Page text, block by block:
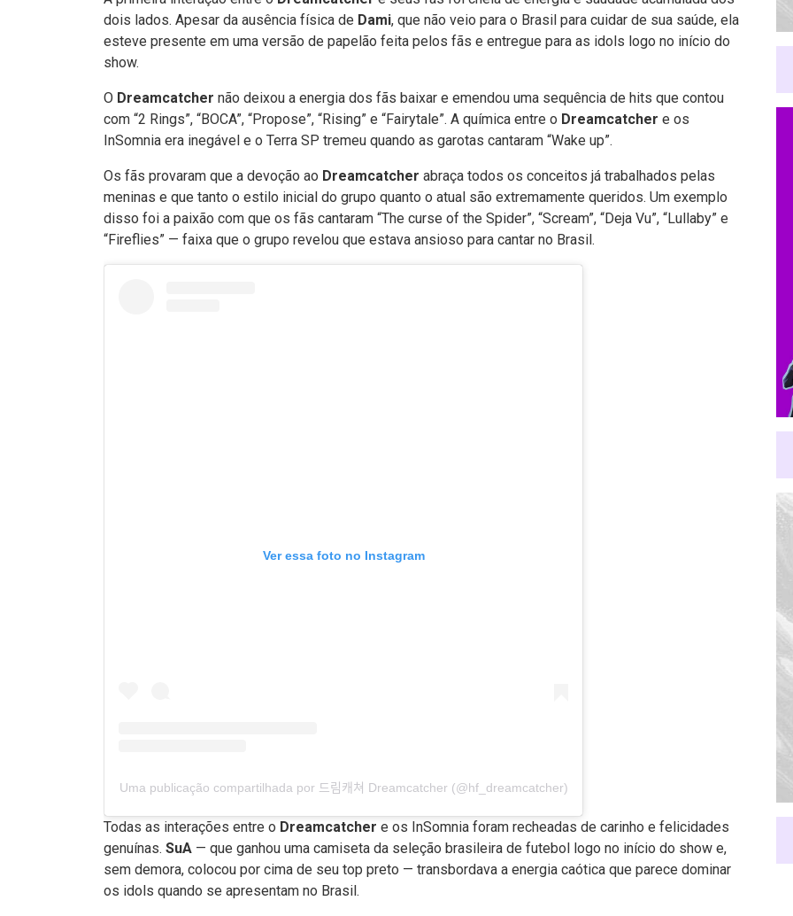
dois lados. Apesar da ausência física de Dami, que não veio para o Brasil para cuidar de sua saúde, ela
esteve presente em uma versão de papelão feita pelos fãs e entregue para as idols logo no início do
show.
O Dreamcatcher não deixou a energia dos fãs baixar e emendou uma sequência de hits que contou
com “2 Rings”, “BOCA”, “Propose”, “Rising” e “Fairytale”. A química entre o Dreamcatcher e os
InSomnia era inegável e o Terra SP tremeu quando as garotas cantaram “Wake up”.
Os fãs provaram que a devoção ao Dreamcatcher abraça todos os conceitos já trabalhados pelas
meninas e que tanto o estilo inicial do grupo quanto o atual são extremamente queridos. Um exemplo
disso foi a paixão com que os fãs cantaram “The curse of the Spider”, “Scream”, “Deja Vu”, “Lullaby” e
“Fireflies” — faixa que o grupo revelou que estava ansioso para cantar no Brasil.
Ver essa foto no Instagram
Uma publicação compartilhada por 드림캐쳐 Dreamcatcher (@hf_dreamcatcher)
Todas as interações entre o Dreamcatcher e os InSomnia foram recheadas de carinho e felicidades
genuínas. SuA — que ganhou uma camiseta da seleção brasileira de futebol logo no início do show e,
sem demora, colocou por cima de seu top preto — transbordava a energia caótica que parece dominar
os idols quando se apresentam no Brasil.